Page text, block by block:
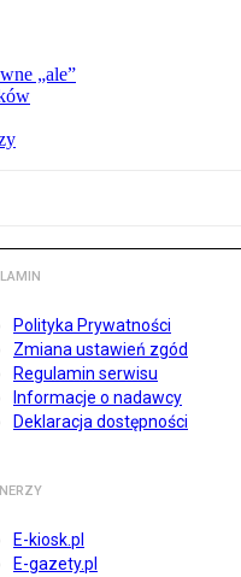
„ale”
Polityka Prywatności
Zmiana ustawień zgód
Regulamin serwisu
Informacje o nadawcy
Deklaracja dostępności
E-kiosk.pl
E-gazety.pl